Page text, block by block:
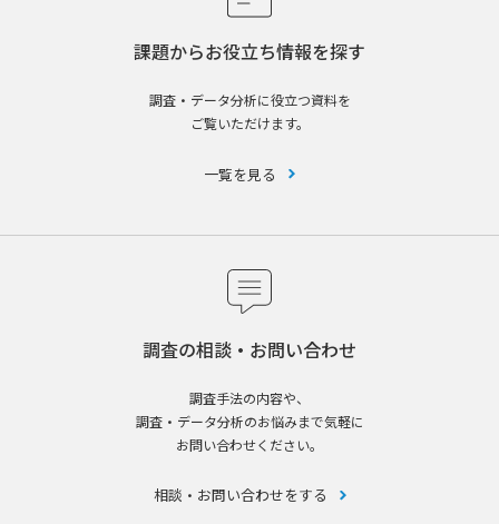
課題からお役立ち情報を探す
調査・データ分析に役立つ資料を
ご覧いただけます。
一覧を見る
調査の相談・お問い合わせ
調査手法の内容や、
調査・データ分析のお悩みまで気軽に
お問い合わせください。
相談・お問い合わせをする